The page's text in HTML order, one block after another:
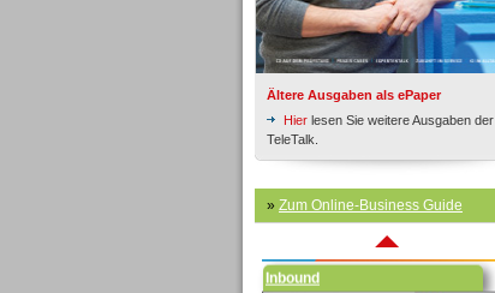
Ältere Ausgaben als ePaper
Hier lesen Sie weitere Ausgaben der
TeleTalk.
» Zum Online-Business Guide
Inbound